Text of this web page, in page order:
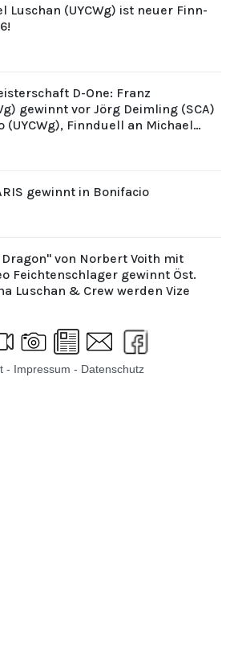
Luschan (UYCWg) ist neuer Finn-
D-One: Franz
gewinnt vor Jörg Deimling (SCA)
(UYCWg), Finnduell an Michael
gewinnt in Bonifacio
von Norbert Voith mit
Feichtenschlager gewinnt Öst.
Luschan & Crew werden Vize
- Impressum - Datenschutz